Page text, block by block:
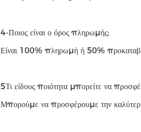
4-Ποιος είναι ο όρος πληρωμής;
Είναι 100% πληρωμή ή 50%
5Τι είδους ποιότητα μπορείτε να
Μπορούμε να προσφέρουμε την